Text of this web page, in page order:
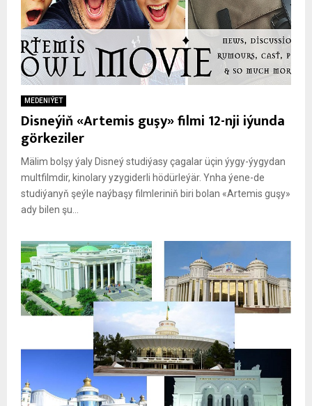
MEDENIÝET
Disneýiň «Artemis guşy» filmi 12-nji iýunda
görkeziler
Mälim bolşy ýaly Disneý studiýasy çagalar üçin ýygy-ýygydan
multfilmdir, kinolary yzygiderli hödürleýär. Ynha ýene-de
studiýanyň şeýle naýbaşy filmleriniň biri bolan «Artemis guşy»
ady bilen şu...